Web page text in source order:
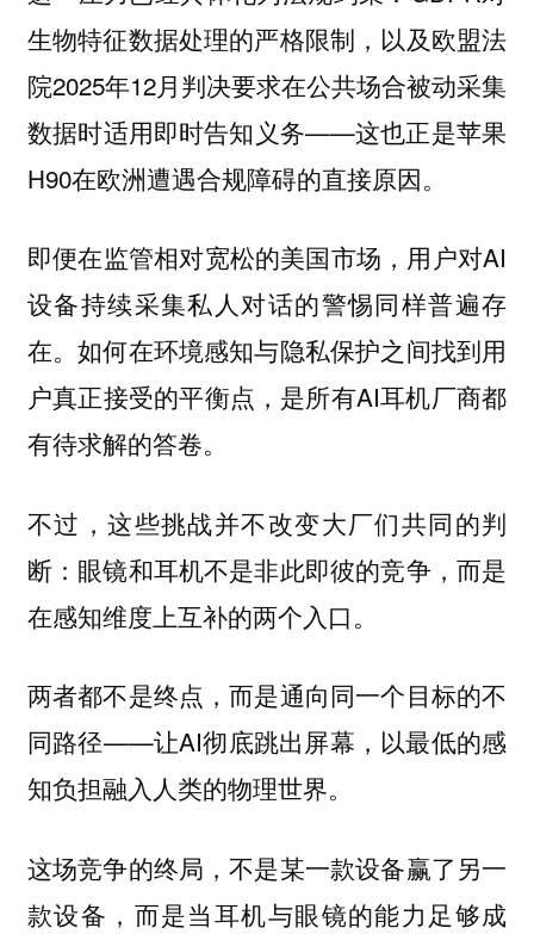
生物特征数据处理的严格限制，以及欧盟法
院2025年12月判决要求在公共场合被动采集
数据时适用即时告知义务——这也正是苹果
H90在欧洲遭遇合规障碍的直接原因。
即便在监管相对宽松的美国市场，用户对AI
设备持续采集私人对话的警惕同样普遍存
在。如何在环境感知与隐私保护之间找到用
户真正接受的平衡点，是所有AI耳机厂商都
有待求解的答卷。
不过，这些挑战并不改变大厂们共同的判
断：眼镜和耳机不是非此即彼的竞争，而是
在感知维度上互补的两个入口。
两者都不是终点，而是通向同一个目标的不
同路径——让AI彻底跳出屏幕，以最低的感
知负担融入人类的物理世界。
这场竞争的终局，不是某一款设备赢了另一
款设备，而是当耳机与眼镜的能力足够成